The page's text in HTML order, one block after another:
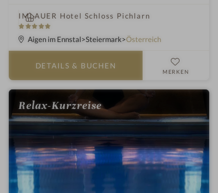
IMLAUER Hotel Schloss Pichlarn
5
S
t
i
n
Aigen im Ennstal Steiermark Österreich
DETAILS & BUCHEN
MERKEN
Relax-Kurzreise